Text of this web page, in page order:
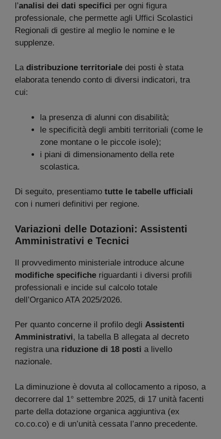
l’analisi dei dati specifici per ogni figura
professionale, che permette agli Uffici Scolastici
Regionali di gestire al meglio le nomine e le
supplenze.
La distribuzione territoriale dei posti è stata
elaborata tenendo conto di diversi indicatori, tra
cui:
la presenza di alunni con disabilità;
le specificità degli ambiti territoriali (come le
zone montane o le piccole isole);
i piani di dimensionamento della rete
scolastica.
Di seguito, presentiamo tutte le tabelle ufficiali
con i numeri definitivi per regione.
Variazioni delle Dotazioni: Assistenti
Amministrativi e Tecnici
Il provvedimento ministeriale introduce alcune
modifiche specifiche riguardanti i diversi profili
professionali e incide sul calcolo totale
dell’Organico ATA 2025/2026.
Per quanto concerne il profilo degli Assistenti
Amministrativi, la tabella B allegata al decreto
registra una riduzione di 18 posti a livello
nazionale.
La diminuzione è dovuta al collocamento a riposo, a
decorrere dal 1° settembre 2025, di 17 unità facenti
parte della dotazione organica aggiuntiva (ex
co.co.co) e di un’unità cessata l’anno precedente.